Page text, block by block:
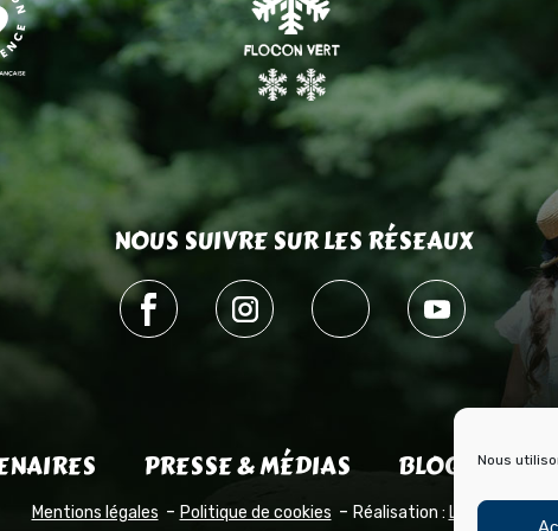
Nous
NOUS SUIVRE SUR LES RÉSEAUX
PRESSE & MÉDIAS BLOG
Mentions légales Politique de cookies Réalisation : Laetimprove